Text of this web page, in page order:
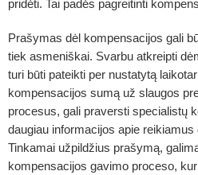
pridėti. Tai padės pagreitinti
Prašymas dėl kompensacijos gali
tiek asmeniškai. Svarbu atkreipti
turi būti pateikti per nustatytą
kompensacijos sumą už slaugos
procesus, gali praversti specialistų
daugiau informacijos apie
Tinkamai užpildžius prašymą,
kompensacijos gavimo proceso,